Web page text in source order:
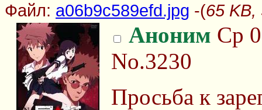
Файл: a06b9c589efd.jpg -(65 KB,
Аноним Ср
No.3230
Просьба к